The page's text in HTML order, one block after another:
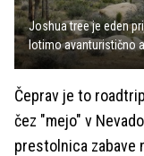
Joshua tree je eden
lotimo avanturistično
Čeprav je to
čez "mejo" v
prestolnica zabave